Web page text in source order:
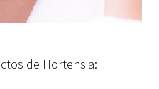
de Hortensia: